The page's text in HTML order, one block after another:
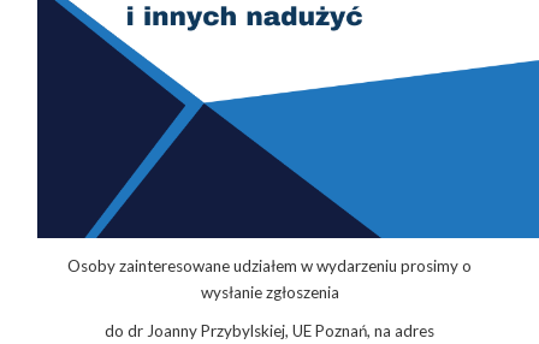
Osoby zainteresowane udziałem w wydarzeniu prosimy o
wysłanie zgłoszenia
do dr Joanny Przybylskiej, UE Poznań, na adres